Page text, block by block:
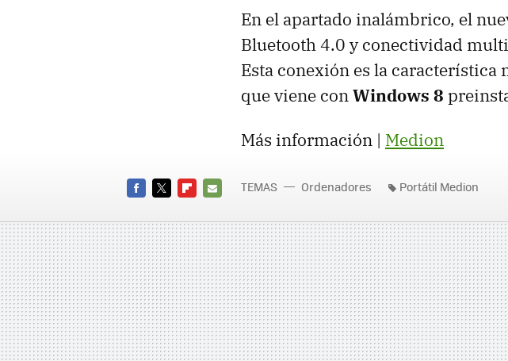
En el apartado inalámbrico, el
Bluetooth 4.0 y conectividad
Esta conexión es la
que viene conWindows 8
Más información | Medion
MAIL
TEMAS Ordenadores Portátil Medion